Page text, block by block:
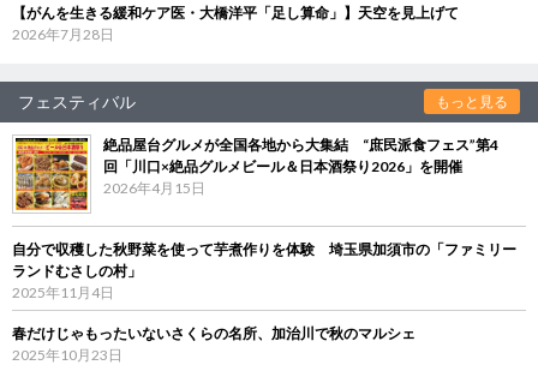
【がんを生きる緩和ケア医・大橋洋平「足し算命」】天空を見上げて
2026年7月28日
フェスティバル もっと見る
絶品屋台グルメが全国各地から大集結 “庶民派食フェス”第4
回「川口×絶品グルメビール＆日本酒祭り2026」を開催
2026年4月15日
自分で収穫した秋野菜を使って芋煮作りを体験 埼玉県加須市の「ファミリー
ランドむさしの村」
2025年11月4日
春だけじゃもったいないさくらの名所、加治川で秋のマルシェ
2025年10月23日